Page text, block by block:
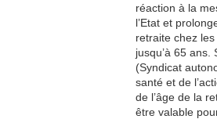
réaction à la
l’Etat et
retraite chez
jusqu’à 65
(Syndicat
santé et de
de l’âge de la
être valable